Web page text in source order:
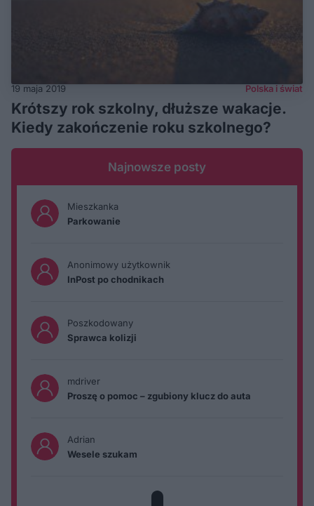
19 maja 2019 Polska i świat
Krótszy rok szkolny, dłuższe wakacje.
Kiedy zakończenie roku szkolnego?
Najnowsze posty
Mieszkanka
Parkowanie
Anonimowy użytkownik
InPost po chodnikach
Poszkodowany
Sprawca kolizji
mdriver
Proszę o pomoc – zgubiony klucz do auta
Adrian
Wesele szukam